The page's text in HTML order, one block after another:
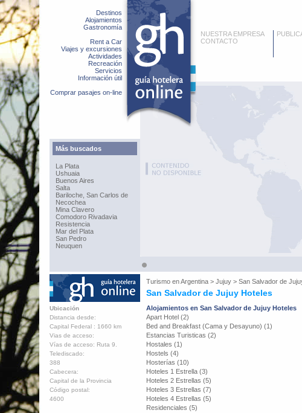
Destinos
Alojamientos
Gastronomía
Rent a Car
Viajes y excursiones
Actividades
Recreación
Servicios
Información útil
Comprar pasajes on-line
Más buscados
La Plata
Ushuaia
Buenos Aires
Salta
Bariloche, San Carlos de
Necochea
Mina Clavero
Comodoro Rivadavia
Resistencia
Mar del Plata
San Pedro
Neuquen
NUESTRA EMPRESA
CONTACTO
Turismo enArgentina > Jujuy > San Salvador de
San Salvador de Jujuy Hoteles
Ubicación
Distancia desde:
Capital Federal : 1660 km
Vias de acceso:
Vías de acceso: Ruta 9.
Telediscado:
388
Cabecera:
Capital de la Provincia
Código postal:
4600
Alojamientos en San Salvador de Jujuy Hoteles
Apart Hotel (2)
Bed and Breakfast (Cama y Desayuno) (1)
Estancias Turisticas (2)
Hostales (1)
Hostels (4)
Hosterías (10)
Hoteles 1 Estrella (3)
Hoteles 2 Estrellas (5)
Hoteles 3 Estrellas (7)
Hoteles 4 Estrellas (5)
Residenciales (5)